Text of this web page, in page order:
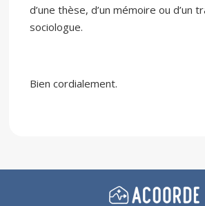
d’une thèse, d’un mémoire ou d’un
sociologue.
Bien cordialement.